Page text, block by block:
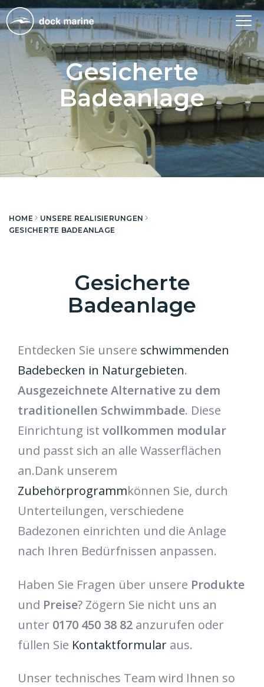
Gesicherte
Badeanlage
HOME
UNSERE REALISIERUNGEN
GESICHERTE BADEANLAGE
Gesicherte
Badeanlage
Entdecken Sie unsere schwimmenden
Badebecken in Naturgebieten.
Ausgezeichnete Alternative zu dem
traditionellen Schwimmbade. Diese
Einrichtung ist vollkommen modular
und passt sich an alle Wasserflächen
an.Dank unserem
Zubehörprogrammkönnen Sie, durch
Unterteilungen, verschiedene
Badezonen einrichten und die Anlage
nach Ihren Bedürfnissen anpassen.
Haben Sie Fragen über unsere Produkte
und Preise? Zögern Sie nicht uns an
unter 0170 450 38 82 anzurufen oder
füllen Sie Kontaktformular aus.
Unser technisches Team wird Ihnen so